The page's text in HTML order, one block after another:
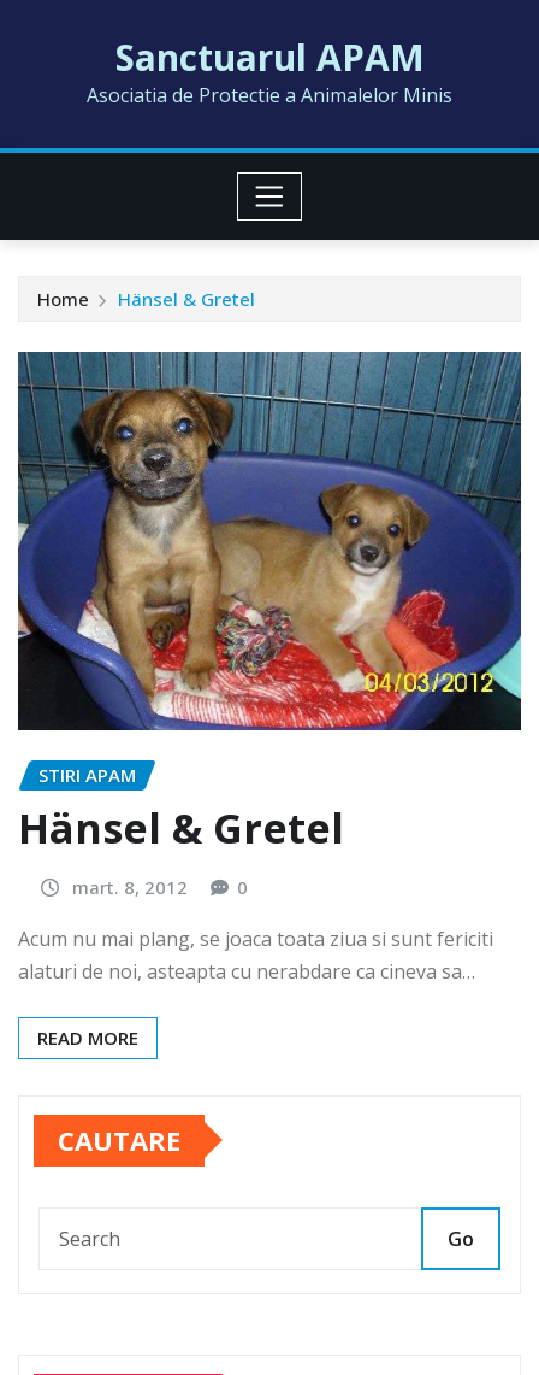
Sanctuarul APAM
Asociatia de Protectie a Animalelor Minis
Home Hänsel & Gretel
STIRI APAM
Hänsel & Gretel
mart. 8, 2012 0
Acum nu mai plang, se joaca toata ziua si sunt fericiti
alaturi de noi, asteapta cu nerabdare ca cineva sa…
READ MORE
CAUTARE
Go